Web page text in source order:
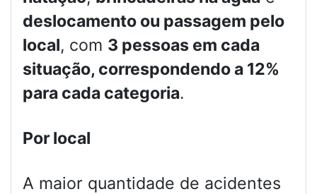
deslocamento ou passagem pelo
local, com 3 pessoas em cada
situação, correspondendo a 12%
para cada categoria.
Por local
A maior quantidade de acidentes